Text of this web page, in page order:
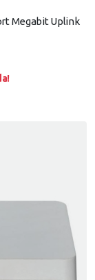
Megabit Uplink